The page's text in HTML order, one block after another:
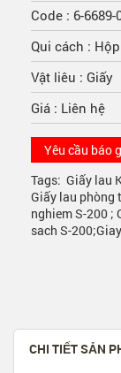
Code : 6-6689-
Qui cách : Hộp
Vật liêu : Giấy
Giá : Liên hệ
Yêu cầu báo
Tags: Giấy lau
Giấy lau phòng
nghiem S-200 ;
sach S-
CHI TIẾT SẢN